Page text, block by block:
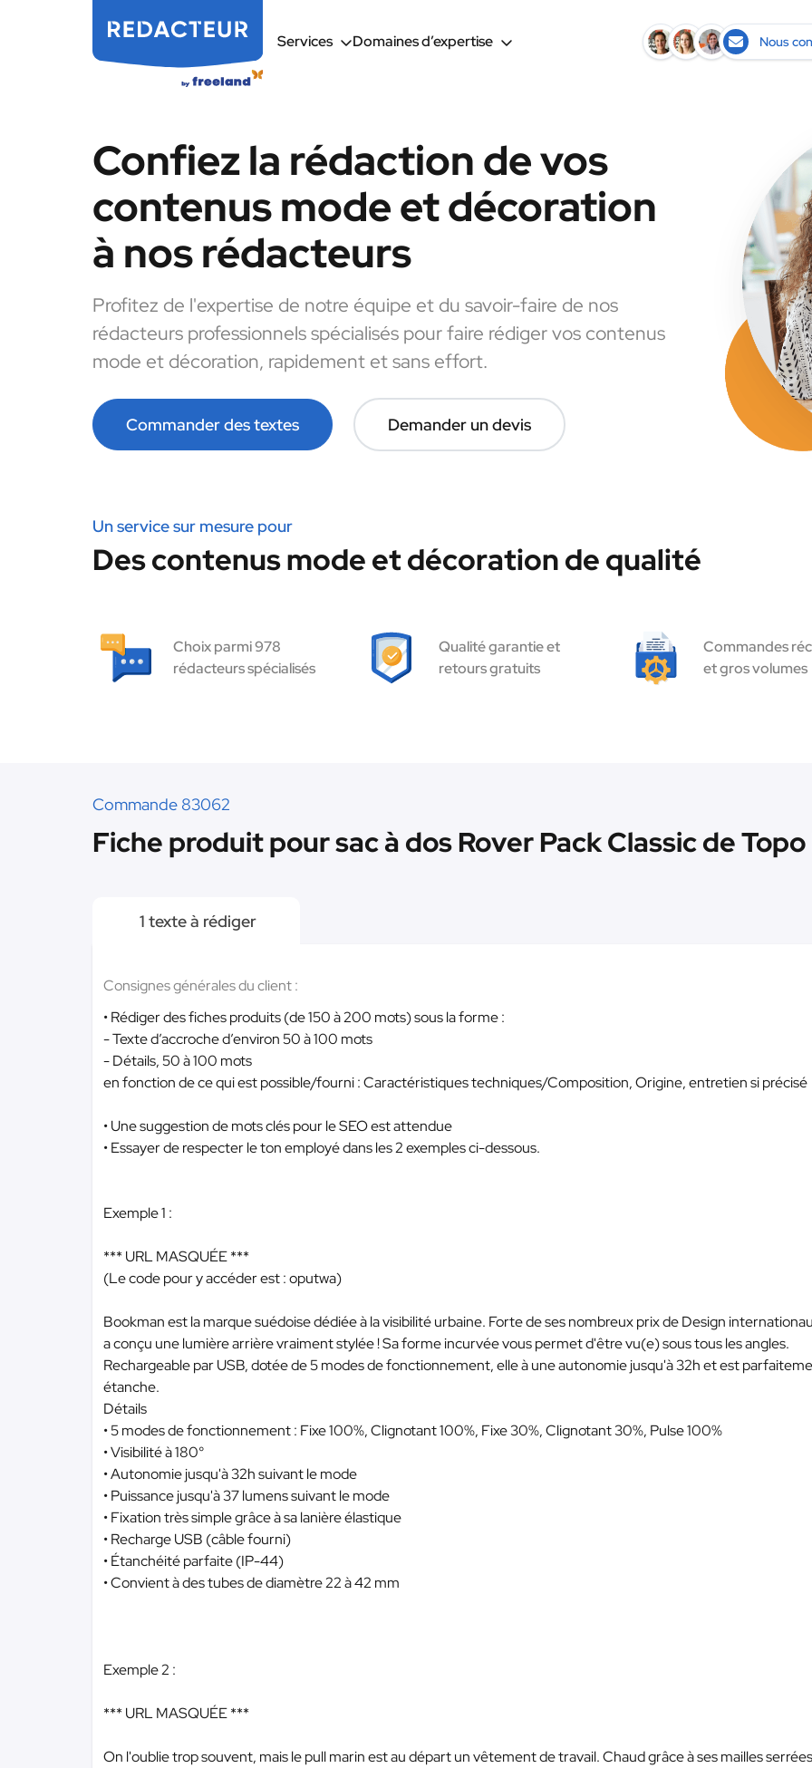
Services Domaines d’expertise Nous
Confiez la rédaction de vos
contenus mode et décoration
à nos rédacteurs
Profitez de l'expertise de notre équipe et du savoir-faire de nos
rédacteurs professionnels spécialisés pour faire rédiger vos contenus
mode et décoration, rapidement et sans effort.
Commander des textes Demander un devis
Un service sur mesure pour
Des contenus mode et décoration de qualité
Choix parmi 978
rédacteurs spécialisés
Qualité garantie et
retours gratuits
Commandes
et gros volumes
Commande 83062
Fiche produit pour sac à dos Rover Pack Classic de
1 texte à rédiger
Consignes générales du client :
• Rédiger des fiches produits (de 150 à 200 mots) sous la forme :
- Texte d’accroche d’environ 50 à 100 mots
- Détails, 50 à 100 mots
en fonction de ce qui est possible/fourni : Caractéristiques techniques/Composition, Origine, entretien si précisé
• Une suggestion de mots clés pour le SEO est attendue
• Essayer de respecter le ton employé dans les 2 exemples ci-dessous.
Exemple 1 :
*** URL MASQUÉE ***
(Le code pour y accéder est : oputwa)
Bookman est la marque suédoise dédiée à la visibilité urbaine. Forte de ses nombreux prix de Design
a conçu une lumière arrière vraiment stylée ! Sa forme incurvée vous permet d'être vu(e) sous tous les angles.
Rechargeable par USB, dotée de 5 modes de fonctionnement, elle à une autonomie jusqu'à 32h et est
étanche.
Détails
• 5 modes de fonctionnement : Fixe 100%, Clignotant 100%, Fixe 30%, Clignotant 30%, Pulse 100%
• Visibilité à 180°
• Autonomie jusqu'à 32h suivant le mode
• Puissance jusqu'à 37 lumens suivant le mode
• Fixation très simple grâce à sa lanière élastique
• Recharge USB (câble fourni)
• Étanchéité parfaite (IP-44)
• Convient à des tubes de diamètre 22 à 42 mm
Exemple 2 :
*** URL MASQUÉE ***
On l'oublie trop souvent, mais le pull marin est au départ un vêtement de travail. Chaud grâce à ses mailles